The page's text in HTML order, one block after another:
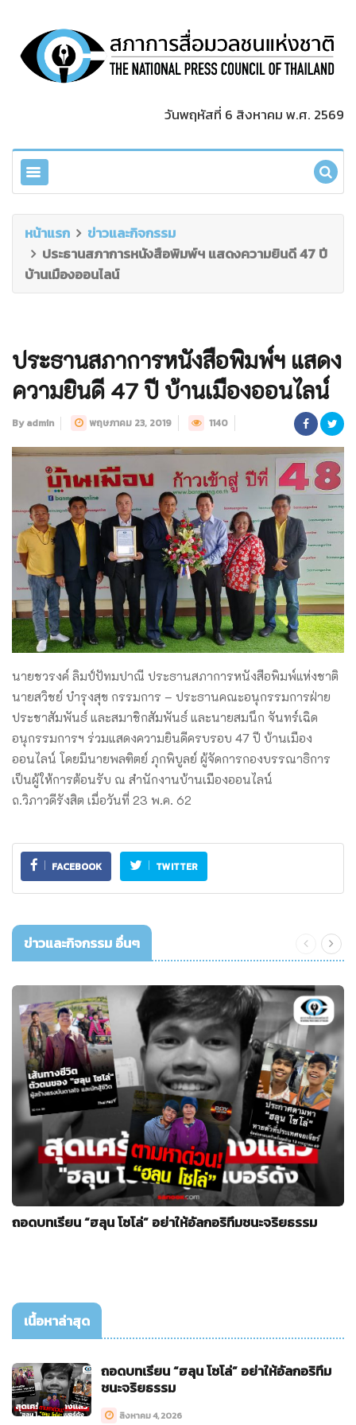
วันพฤหัสที่ 6 สิงหาคม พ.ศ. 2569
หน้าแรก
ข่าวและกิจกรรม
ประธานสภาการหนังสือพิมพ์ฯ แสดงความยินดี 47 ปี
บ้านเมืองออนไลน์
ประธานสภาการหนังสือพิมพ์ฯ แสดง
ความยินดี 47 ปี บ้านเมืองออนไลน์
By admin พฤษภาคม 23, 2019 1140
นายชวรงค์ ลิมป์ปัทมปาณี ประธานสภาการหนังสือพิมพ์แห่งชาติ
นายสวิชย์ บำรุงสุข กรรมการ – ประธานคณะอนุกรรมการฝ่าย
ประชาสัมพันธ์ และสมาชิกสัมพันธ์ และนายสมนึก จันทร์เฉิด
อนุกรรมการฯ ร่วมแสดงความยินดีครบรอบ 47 ปี บ้านเมือง
ออนไลน์ โดยมีนายพลฑิตย์ ภุกพิบูลย์ ผู้จัดการกองบรรณาธิการ
เป็นผู้ให้การต้อนรับ ณ สำนักงานบ้านเมืองออนไลน์
ถ.วิภาวดีรังสิต เมื่อวันที่ 23 พ.ค. 62
FACEBOOK TWITTER
ข่าวและกิจกรรม อื่นๆ
ถอดบทเรียน “ฮลุน โซโล่” อย่าให้อัลกอริทึมชนะจริยธรรม
เนื้อหาล่าสุด
ถอดบทเรียน “ฮลุน โซโล่” อย่าให้อัลกอริทึม
ชนะจริยธรรม
สิงหาคม 4, 2026